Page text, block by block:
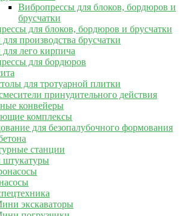
Вибропрессы для блоков, бордюров и
брусчатки
для блоков, бордюров и брусчатки
производства брусчатки
лего кирпича
для бордюров
для тротуарной плитки
принудительного действия
конвейеры
комплексы
для безопалубочного формования
станции
штукатуры
экскаваторы